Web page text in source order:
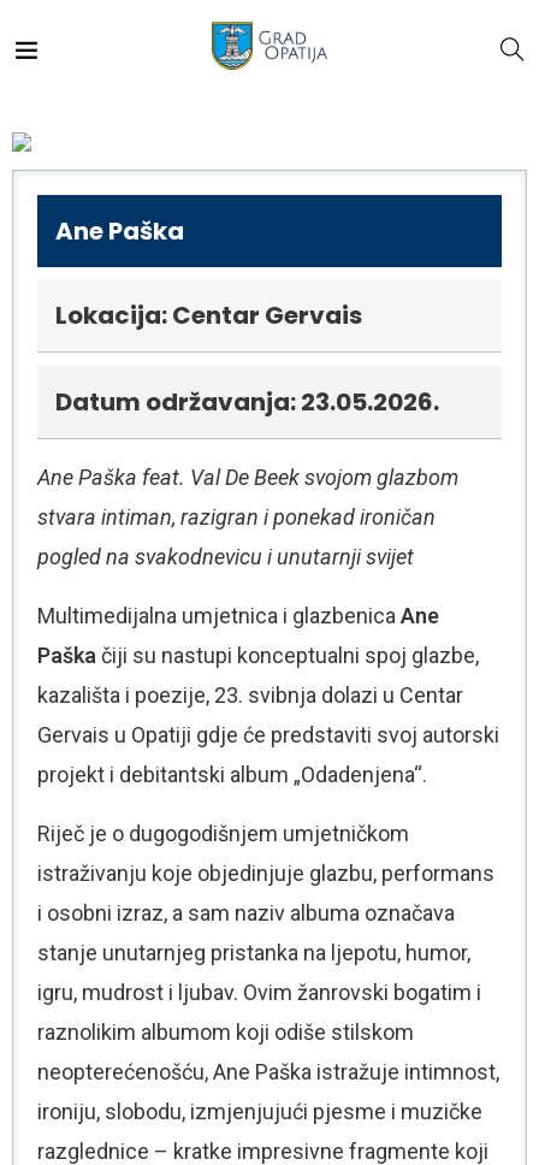
Ane Paška
Lokacija: Centar Gervais
Datum održavanja: 23.05.2026.
Ane Paška feat. Val De Beek svojom glazbom
stvara intiman, razigran i ponekad ironičan
pogled na svakodnevicu i unutarnji svijet
Multimedijalna umjetnica i glazbenica Ane
Paška čiji su nastupi konceptualni spoj glazbe,
kazališta i poezije, 23. svibnja dolazi u Centar
Gervais u Opatiji gdje će predstaviti svoj autorski
projekt i debitantski album „Odadenjena“.
Riječ je o dugogodišnjem umjetničkom
istraživanju koje objedinjuje glazbu, performans
i osobni izraz, a sam naziv albuma označava
stanje unutarnjeg pristanka na ljepotu, humor,
igru, mudrost i ljubav. Ovim žanrovski bogatim i
raznolikim albumom koji odiše stilskom
neopterećenošću, Ane Paška istražuje intimnost,
ironiju, slobodu, izmjenjujući pjesme i muzičke
razglednice – kratke impresivne fragmente koji